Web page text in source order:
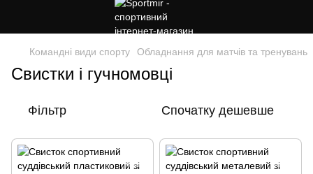
Командні види спорту Обладнання для матчів та тренувань
Свистки і гучномовці
Фільтр Спочатку дешевше